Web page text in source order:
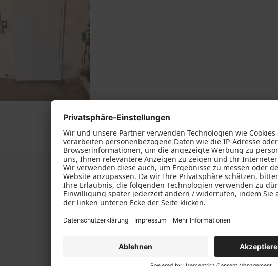
Weitere Referenzen
Alle Referenzen